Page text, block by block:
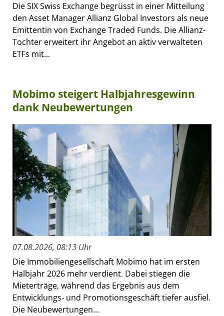
Die SIX Swiss Exchange begrüsst in einer Mitteilung
den Asset Manager Allianz Global Investors als neue
Emittentin von Exchange Traded Funds. Die Allianz-
Tochter erweitert ihr Angebot an aktiv verwalteten
ETFs mit...
Mobimo steigert Halbjahresgewinn
dank Neubewertungen
07.08.2026, 08:13 Uhr
Die Immobiliengesellschaft Mobimo hat im ersten
Halbjahr 2026 mehr verdient. Dabei stiegen die
Mieterträge, während das Ergebnis aus dem
Entwicklungs- und Promotionsgeschäft tiefer ausfiel.
Die Neubewertungen...